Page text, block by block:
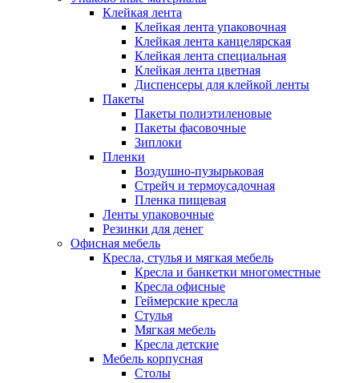
Клейкая лента
Клейкая лента упаковочная
Клейкая лента канцелярская
Клейкая лента специальная
Клейкая лента цветная
Диспенсеры для клейкой ленты
Пакеты
Пакеты полиэтиленовые
Пакеты фасовочные
Зиплоки
Пленки
Воздушно-пузырьковая
Стрейч и термоусадочная
Пленка пищевая
Ленты упаковочные
Резинки для денег
Офисная мебель
Кресла, стулья и мягкая мебель
Кресла и банкетки многоместные
Кресла офисные
Геймерские кресла
Стулья
Мягкая мебель
Кресла детские
Мебель корпусная
Столы